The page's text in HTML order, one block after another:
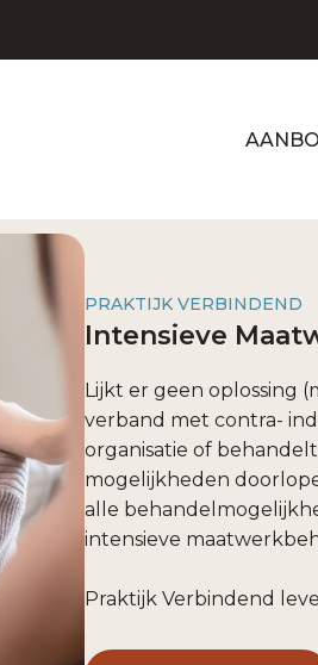
PRAKTIJK VERBINDEND
Intensieve
Lijkt er geen oplossing
verband met contra-
organisatie of
mogelijkheden
alle
intensieve
Praktijk Verbindend